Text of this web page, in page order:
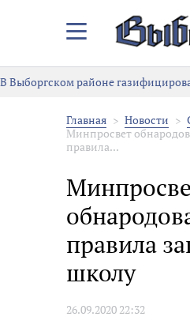
Закрыть/
меню
В Выборгском районе
Главная Новости
Минпросвет
правила...
правила
школу
26.09.2020 22:32